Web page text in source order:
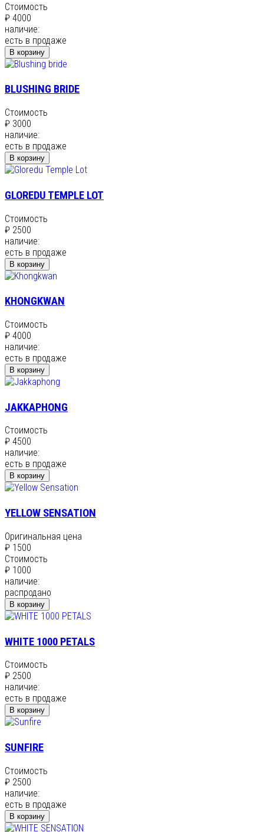
Стоимость
₽ 4000
наличие:
есть в продаже
В корзину
BLUSHING BRIDE
Стоимость
₽ 3000
наличие:
есть в продаже
В корзину
GLOREDU TEMPLE LOT
Стоимость
₽ 2500
наличие:
есть в продаже
В корзину
KHONGKWAN
Стоимость
₽ 4000
наличие:
есть в продаже
В корзину
JAKKAPHONG
Стоимость
₽ 4500
наличие:
есть в продаже
В корзину
YELLOW SENSATION
Оригинальная цена
₽ 1500
Стоимость
₽ 1000
наличие:
распродано
В корзину
WHITE 1000 PETALS
Стоимость
₽ 2500
наличие:
есть в продаже
В корзину
SUNFIRE
Стоимость
₽ 2500
наличие:
есть в продаже
В корзину